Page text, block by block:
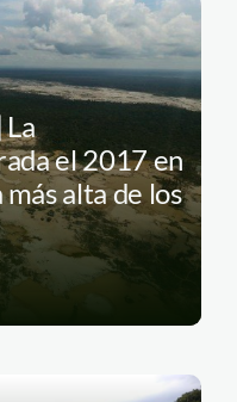
el 2017 en
alta de los